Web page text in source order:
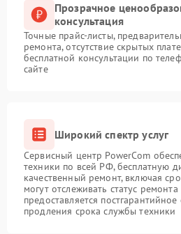
Прозрачное
консультация
Точные прайс-листы,
ремонта, отсутствие скрытых
бесплатной консультации по
сайте
Широкий спектр услуг
Сервисный центр PowerCom
техники по всей РФ, бесплатную
качественный ремонт, включая
могут отслеживать статус
предоставляется
продления срока службы техники